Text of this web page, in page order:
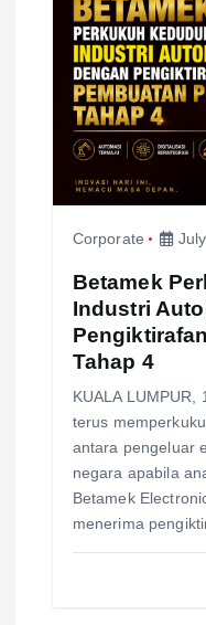
Corporate
Betamek
Industri
Tahap 4
KUALA LUMPUR,
terus
antara pengeluar
negara apabila
Betamek
menerima